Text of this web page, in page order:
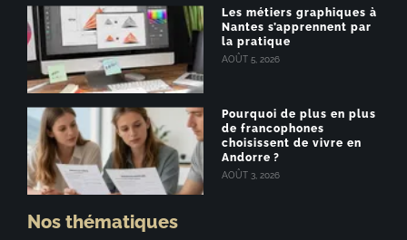
Les métiers graphiques à
Nantes s’apprennent par
la pratique
AOÛT 5, 2026
Pourquoi de plus en plus
de francophones
choisissent de vivre en
Andorre ?
AOÛT 3, 2026
Nos thématiques